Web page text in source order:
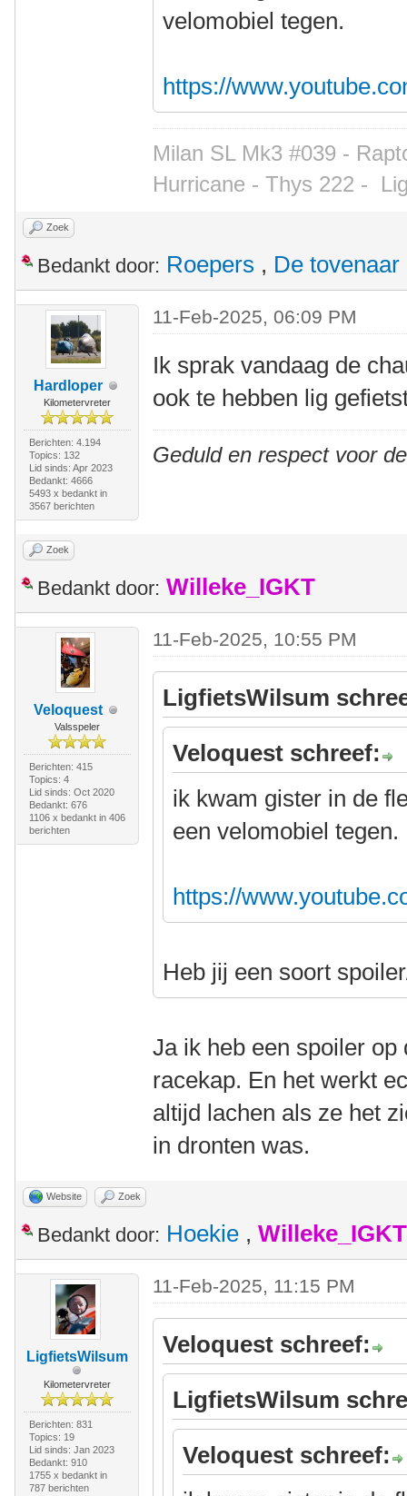
velomobiel tegen.
https://
Milan SL Mk3 #039 -
Hurricane - Thys 222 -
Zoek
Bedankt door: Roepers , De tovenaar
Hardloper
Kilometervreter
Berichten: 4.194
Topics: 132
Lid sinds: Apr 2023
Bedankt: 4666
5493 x bedankt in
3567 berichten
11-Feb-2025, 06:09 PM
Ik sprak vandaag de
ook te hebben lig
Geduld en respect voor
Zoek
Bedankt door: Willeke_IGKT
Veloquest
Valsspeler
Berichten: 415
Topics: 4
Lid sinds: Oct 2020
Bedankt: 676
1106 x bedankt in 406
berichten
11-Feb-2025, 10:55 PM
LigfietsWilsum
Veloquest schreef:
ik kwam gister in de
een velomobiel tegen.
https://
Heb jij een soort
Ja ik heb een spoiler
racekap. En het werkt
altijd lachen als ze het
in dronten was.
Website Zoek
Bedankt door: Hoekie , Willeke_IGKT
LigfietsWilsum
Kilometervreter
Berichten: 831
Topics: 19
Lid sinds: Jan 2023
Bedankt: 910
1755 x bedankt in
787 berichten
11-Feb-2025, 11:15 PM
Veloquest schreef:
LigfietsWilsum
Veloquest schreef: